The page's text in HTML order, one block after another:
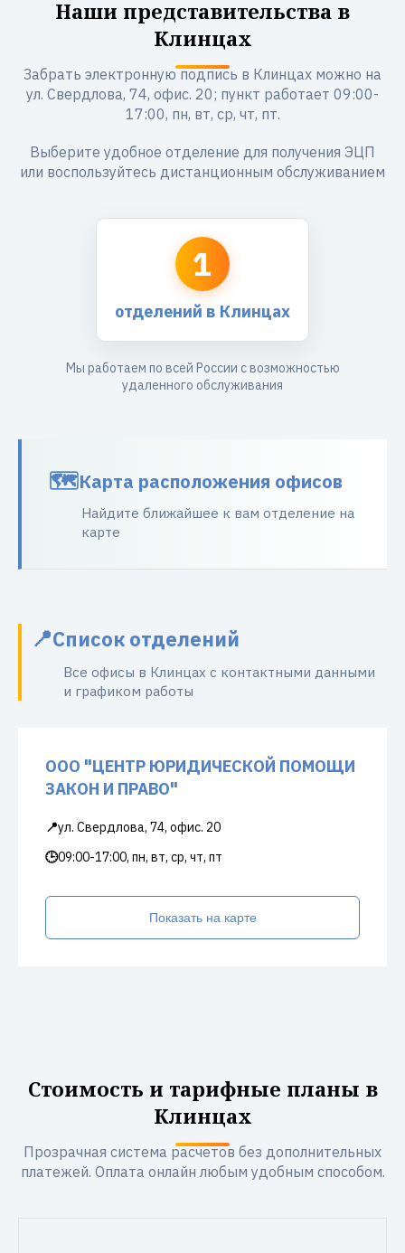
Наши представительства в
Клинцах
Забрать электронную подпись в Клинцах можно на
ул. Свердлова, 74, офис. 20; пункт работает 09:00-
17:00, пн, вт, ср, чт, пт.
Выберите удобное отделение для получения ЭЦП
или воспользуйтесь дистанционным обслуживанием
1
отделений в Клинцах
Мы работаем по всей России с возможностью
удаленного обслуживания
Карта расположения офисов
Найдите ближайшее к вам отделение на
карте
Список отделений
Все офисы в Клинцах с контактными данными
и графиком работы
ООО "ЦЕНТР ЮРИДИЧЕСКОЙ ПОМОЩИ
ЗАКОН И ПРАВО"
📍ул. Свердлова, 74, офис. 20
🕒09:00-17:00, пн, вт, ср, чт, пт
Показать на карте
Стоимость и тарифные планы в
Клинцах
Прозрачная система расчетов без дополнительных
платежей. Оплата онлайн любым удобным способом.